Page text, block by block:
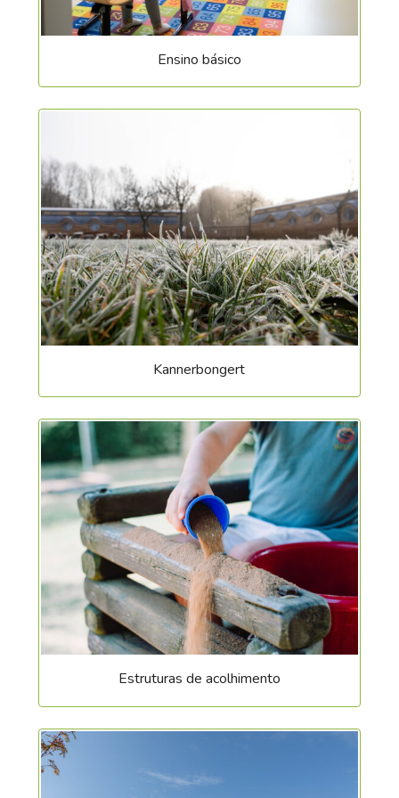
Nom*
Prénom*
Tél.*
E-mail*
Remarques
sea@differdange.lu
Katja WEINERTH – Chefe de serviço (área
Christopher SCHMITT – Chefe de serviço
(área administrativa)
58 77 1 – 1231|
christopher.schmitt@differdange.lu
Ivan BRITO
58 77 1 – 1238|ivan.brito@differdange.lu
Adelia FRATICELLI
58 77 1 – 1403|
adelia.fraticelli@differdange.lu
58 77 1 – 1559|
melanie.koenig@differdange.lu
LIMA Ryan
58 77 1 – 1432| ryan.lima@differdange.lu
RASQUIN Tanja
58 77 1 – 1426|
tanja.rasquin@differdange.lu
SALERNO Sabrina (CSA)
58 77 1 – 1405|
sabrina.salerno@differdange.lu
Ensino básico
Kannerbongert
Estruturas de acolhimento